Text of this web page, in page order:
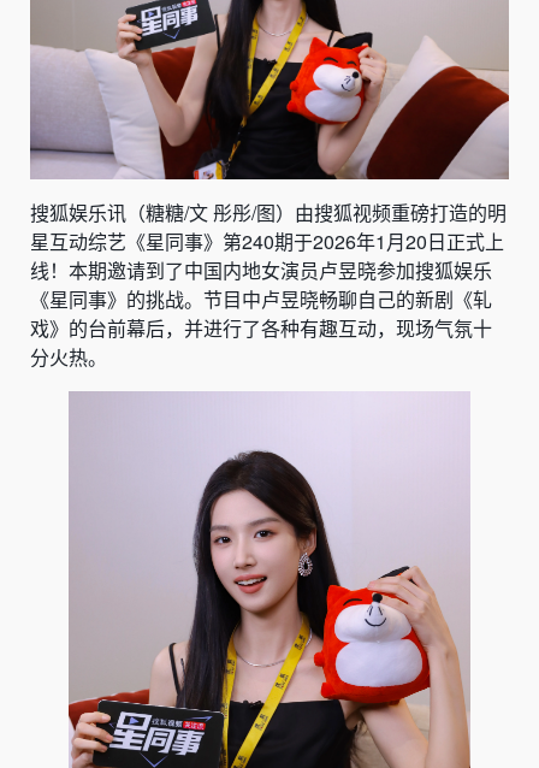
搜狐娱乐讯（糖糖/文 彤彤/图）由搜狐视频重磅打造的明
星互动综艺《星同事》第240期于2026年1月20日正式上
线！本期邀请到了中国内地女演员卢昱晓参加搜狐娱乐
《星同事》的挑战。节目中卢昱晓畅聊自己的新剧《轧
戏》的台前幕后，并进行了各种有趣互动，现场气氛十
分火热。